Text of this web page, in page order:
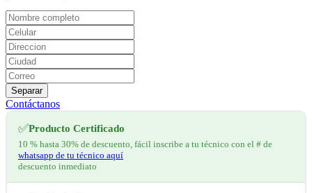
Separar
Contáctanos
✅Producto Certificado
10 % hasta 30% de descuento, fácil inscribe a tu técnico con el # de
whatsapp de tu técnico aquí
descuento inmediato